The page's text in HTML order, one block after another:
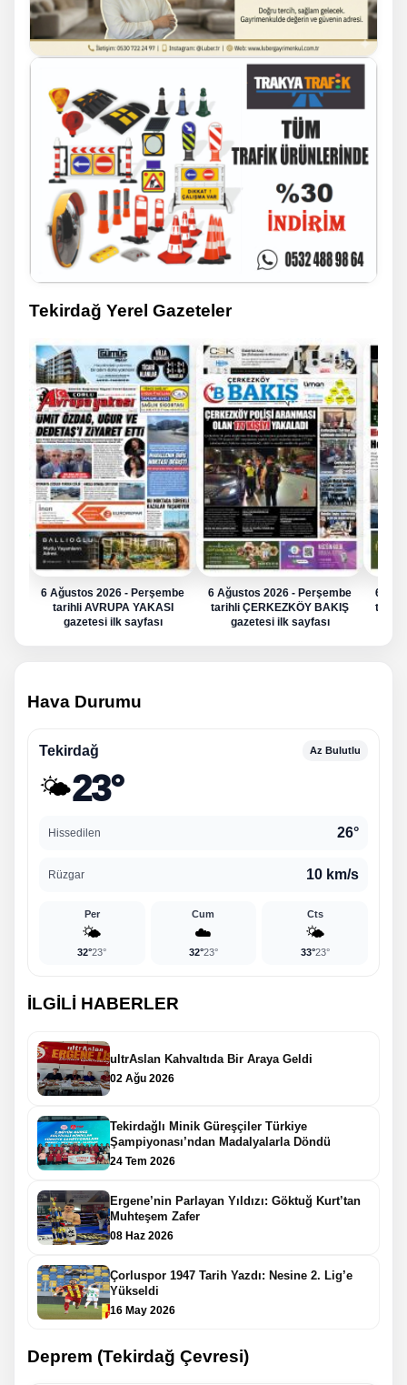
Tekirdağ Yerel Gazeteler
6 Ağustos 2026 - Perşembe
tarihli AVRUPA YAKASI
gazetesi ilk sayfası
6 Ağustos 2026 - Perşembe
tarihli ÇERKEZKÖY BAKIŞ
gazetesi ilk sayfası
6
tarihli
Hava Durumu
Tekirdağ Az Bulutlu
🌤️23°
Hissedilen 26°
Rüzgar 10 km/s
Per
🌤️
32°23°
Cum
☁️
32°23°
Cts
🌤️
33°23°
İLGİLİ HABERLER
ultrAslan Kahvaltıda Bir Araya Geldi
02 Ağu 2026
Tekirdağlı Minik Güreşçiler Türkiye
Şampiyonası’ndan Madalyalarla Döndü
24 Tem 2026
Ergene’nin Parlayan Yıldızı: Göktuğ Kurt’tan
Muhteşem Zafer
08 Haz 2026
Çorluspor 1947 Tarih Yazdı: Nesine 2. Lig’e
Yükseldi
16 May 2026
Deprem (Tekirdağ Çevresi)